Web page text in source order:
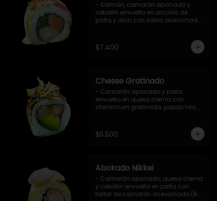
- Salmón, camarón apanado y
cebollin envuelto en arcoíris de
palta y atún con salsa acevichada,
$7.400
Chesse Gratinado
- Camarón apanado y palta
envuelto en queso crema con
chimichurri gratinado, papas hilo y
$6.500
Abokado Nikkei
- Camarón apanado, queso crema
y cebollin envuelto en palta con
tartar de camarón acevichado (8